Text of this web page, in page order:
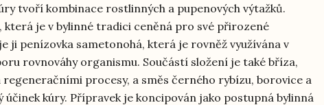
tvoří kombinace rostlinných a pupenových výtažků.
která je v bylinné tradici ceněná pro své přirozené
ji penízovka sametonohá, která je rovněž využívána v
rovnováhy organismu. Součástí složení je také bříza,
procesy, a směs černého rybízu, borovice a
kúry. Přípravek je koncipován jako postupná bylinná